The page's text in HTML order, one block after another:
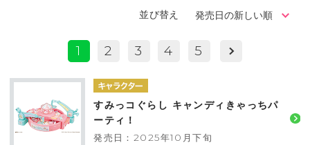
並び替え
1 2 3 4 5
すみっコぐらし キャンディきゃっちパ
ーティ！
発売日：2025年10月下旬